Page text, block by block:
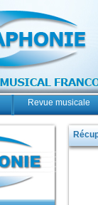
Revue musicale